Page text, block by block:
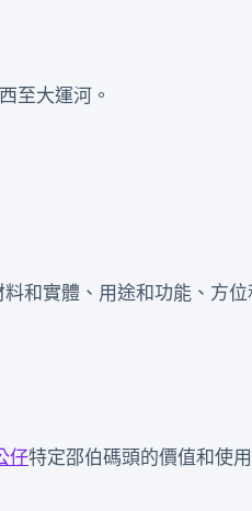
至大運河。
和實體、用途和功能、方
仔特定邵伯碼頭的價值和使